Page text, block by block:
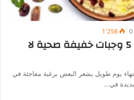
0 1٬258
لجوع منتصف الليل.. 5 وجبات خفيفة صحية لا
يوم طويل يشعر البعض برغبة مفاجئة في
في…